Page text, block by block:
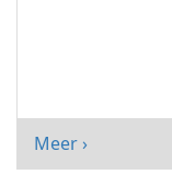
Meer ›